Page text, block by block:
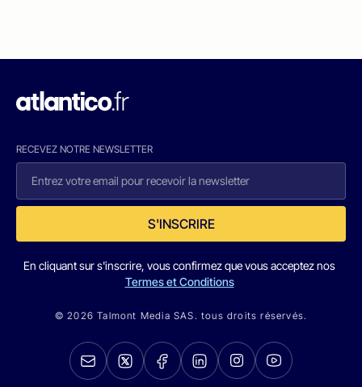
RECEVEZ NOTRE NEWSLETTER
S'INSCRIRE
En cliquant sur s'inscrire, vous confirmez que vous acceptez nos
Termes et Conditions
© 2026 Talmont Media SAS. tous droits réservés.